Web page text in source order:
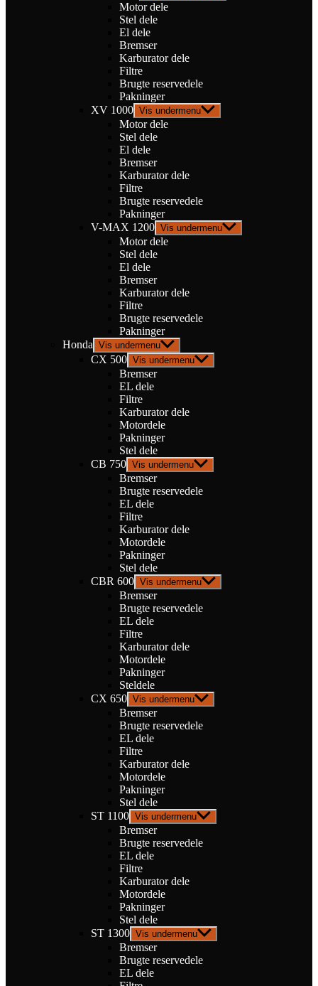
Motor dele
Stel dele
El dele
Bremser
Karburator dele
Filtre
Brugte reservedele
Pakninger
XV 1000 Vis undermenu
Motor dele
Stel dele
El dele
Bremser
Karburator dele
Filtre
Brugte reservedele
Pakninger
V-MAX 1200 Vis undermenu
Motor dele
Stel dele
El dele
Bremser
Karburator dele
Filtre
Brugte reservedele
Pakninger
Honda Vis undermenu
CX 500 Vis undermenu
Bremser
EL dele
Filtre
Karburator dele
Motordele
Pakninger
Stel dele
CB 750 Vis undermenu
Bremser
Brugte reservedele
EL dele
Filtre
Karburator dele
Motordele
Pakninger
Stel dele
CBR 600 Vis undermenu
Bremser
Brugte reservedele
EL dele
Filtre
Karburator dele
Motordele
Pakninger
Steldele
CX 650 Vis undermenu
Bremser
Brugte reservedele
EL dele
Filtre
Karburator dele
Motordele
Pakninger
Stel dele
ST 1100 Vis undermenu
Bremser
Brugte reservedele
EL dele
Filtre
Karburator dele
Motordele
Pakninger
Stel dele
ST 1300 Vis undermenu
Bremser
Brugte reservedele
EL dele